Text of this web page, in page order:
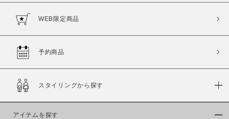
カラー
価格
～
WEB限定商品
予約商品
スタイリングから探す
アイテムを探す